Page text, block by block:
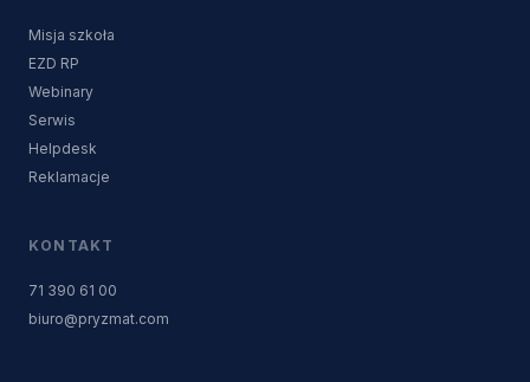
Misja szkoła
EZD RP
Webinary
Serwis
Helpdesk
Reklamacje
KONTAKT
71 390 61 00
biuro@pryzmat.com